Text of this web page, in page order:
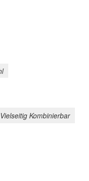
Vielseitig Kombinierbar